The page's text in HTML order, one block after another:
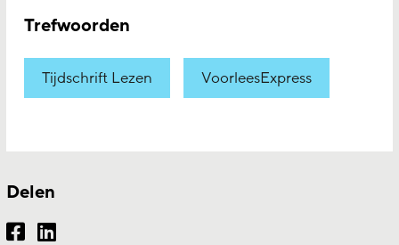
Trefwoorden
Tijdschrift Lezen VoorleesExpress
Delen